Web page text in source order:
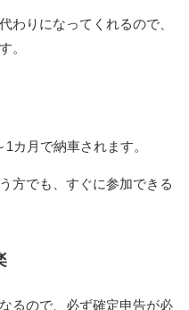
わりになってくれるので、
。
カ月で納車されます。
方でも、すぐに参加できる
るので、必ず確定申告が必